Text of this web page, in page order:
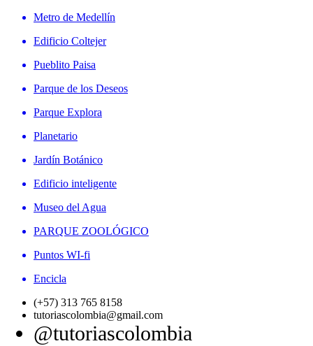
Metro de Medellín
Edificio Coltejer
Pueblito Paisa
Parque de los Deseos
Parque Explora
Planetario
Jardín Botánico
Edificio inteligente
Museo del Agua
PARQUE ZOOLÓGICO
Puntos WI-fi
Encicla
(+57) 313 765 8158
tutoriascolombia@gmail.com
@tutoriascolombia